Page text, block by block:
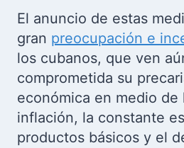
El anuncio de estas
gran preocupación e
los cubanos, que ven
comprometida su
económica en medio de
inflación, la constante
productos básicos y el